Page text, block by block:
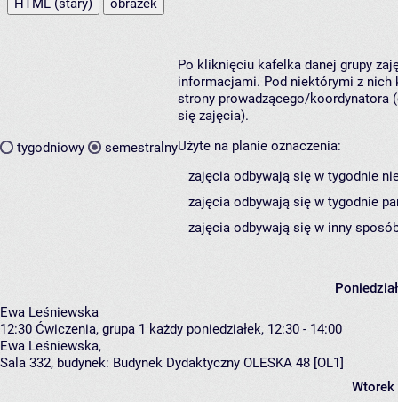
HTML (stary)
obrazek
tygodniowy semestralny
Po kliknięciu kafelka danej grupy
informacjami. Pod niektórymi z nich
strony prowadzącego/koordynatora
się zajęcia).
Użyte na planie oznaczenia:
zajęcia odbywają się w tygodnie
zajęcia odbywają się w tygodnie
zajęcia odbywają się w inny
Ewa Leśniewska
12:30 Ćwiczenia, grupa 1 każdy poniedziałek, 12:30 - 14:00
Ewa Leśniewska,
Sala 332, budynek: Budynek Dydaktyczny OLESKA 48 [OL1]
Wtorek